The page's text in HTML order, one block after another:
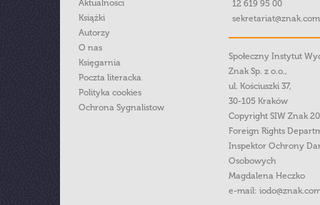
Aktualności
Książki
Autorzy
O nas
Księgarnia
Poczta literacka
Polityka cookies
Ochrona Sygnalistow
12 619 95 00
Społeczny Instytut
Znak Sp. z o.o.,
ul. Kościuszki 37,
30-105 Kraków
Copyright SIW Znak
Foreign Rights
Inspektor Ochrony
Osobowych
Magdalena Heczko
e-mail: